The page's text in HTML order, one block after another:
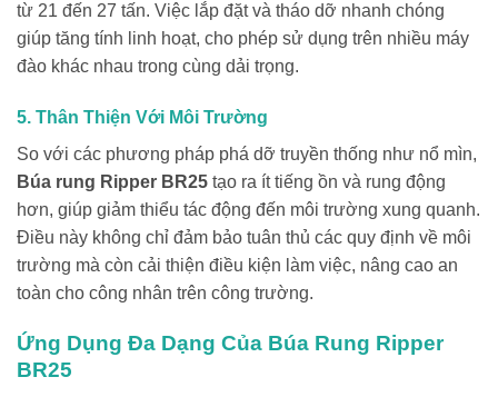
từ 21 đến 27 tấn. Việc lắp đặt và tháo dỡ nhanh chóng
giúp tăng tính linh hoạt, cho phép sử dụng trên nhiều máy
đào khác nhau trong cùng dải trọng.
5. Thân Thiện Với Môi Trường
So với các phương pháp phá dỡ truyền thống như nổ mìn,
Búa rung Ripper BR25 tạo ra ít tiếng ồn và rung động
hơn, giúp giảm thiểu tác động đến môi trường xung quanh.
Điều này không chỉ đảm bảo tuân thủ các quy định về môi
trường mà còn cải thiện điều kiện làm việc, nâng cao an
toàn cho công nhân trên công trường.
Ứng Dụng Đa Dạng Của Búa Rung Ripper
BR25